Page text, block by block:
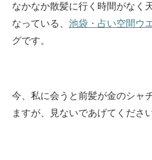
なかなか散髪に行く時間がなく
なっている、 池袋・占い空間ウ
グです。
今、私に会うと前髪が金のシャ
ますが、見ないであげてくださ